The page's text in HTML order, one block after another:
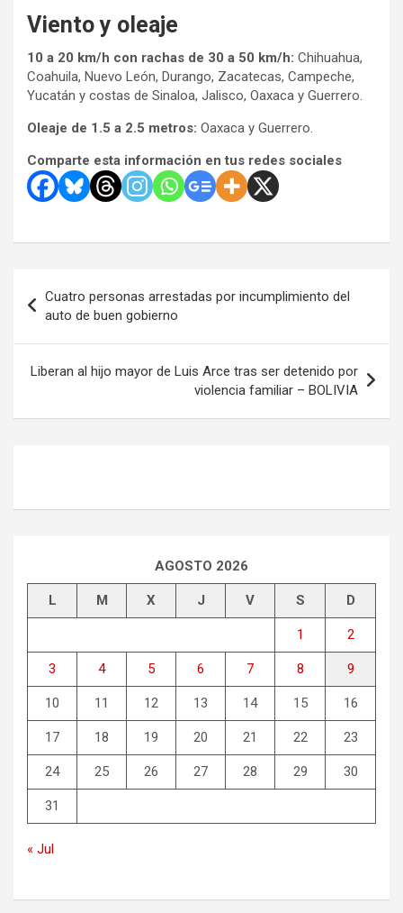
Viento y oleaje
10 a 20 km/h con rachas de 30 a 50 km/h: Chihuahua,
Coahuila, Nuevo León, Durango, Zacatecas, Campeche,
Yucatán y costas de Sinaloa, Jalisco, Oaxaca y Guerrero.
Oleaje de 1.5 a 2.5 metros: Oaxaca y Guerrero.
Comparte esta información en tus redes sociales
de
entradas
Cuatro personas arrestadas por incumplimiento del
auto de buen gobierno
Liberan al hijo mayor de Luis Arce tras ser detenido por
violencia familiar – BOLIVIA
AGOSTO 2026
L M X J V S D
1 2
3 4 5 6 7 8 9
10 11 12 13 14 15 16
17 18 19 20 21 22 23
24 25 26 27 28 29 30
31
« Jul